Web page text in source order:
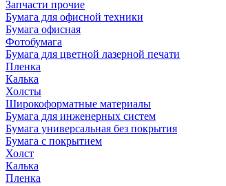
Запчасти прочие
Бумага для офисной техники
Бумага офисная
Фотобумага
Бумага для цветной лазерной печати
Пленка
Калька
Холсты
Широкоформатные материалы
Бумага для инженерных систем
Бумага универсальная без покрытия
Бумага с покрытием
Холст
Калька
Пленка